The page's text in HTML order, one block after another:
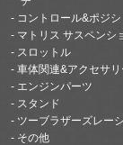
コントロール&ポジシ
マトリス サスペンシ
スロットル
車体関連&アクセサリ
エンジンパーツ
スタンド
ツーブラザーズレー
その他